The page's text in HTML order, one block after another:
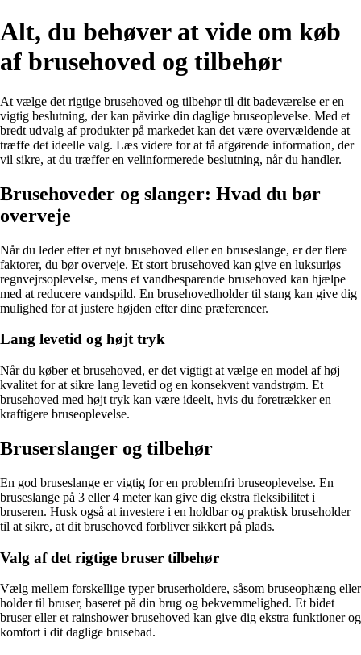
Alt, du behøver at vide om køb
af brusehoved og tilbehør
At vælge det rigtige brusehoved og tilbehør til dit badeværelse er en
vigtig beslutning, der kan påvirke din daglige bruseoplevelse. Med et
bredt udvalg af produkter på markedet kan det være overvældende at
træffe det ideelle valg. Læs videre for at få afgørende information, der
vil sikre, at du træffer en velinformerede beslutning, når du handler.
Brusehoveder og slanger: Hvad du bør
overveje
Når du leder efter et nyt brusehoved eller en bruseslange, er der flere
faktorer, du bør overveje. Et stort brusehoved kan give en luksuriøs
regnvejrsoplevelse, mens et vandbesparende brusehoved kan hjælpe
med at reducere vandspild. En brusehovedholder til stang kan give dig
mulighed for at justere højden efter dine præferencer.
Lang levetid og højt tryk
Når du køber et brusehoved, er det vigtigt at vælge en model af høj
kvalitet for at sikre lang levetid og en konsekvent vandstrøm. Et
brusehoved med højt tryk kan være ideelt, hvis du foretrækker en
kraftigere bruseoplevelse.
Bruserslanger og tilbehør
En god bruseslange er vigtig for en problemfri bruseoplevelse. En
bruseslange på 3 eller 4 meter kan give dig ekstra fleksibilitet i
bruseren. Husk også at investere i en holdbar og praktisk bruseholder
til at sikre, at dit brusehoved forbliver sikkert på plads.
Valg af det rigtige bruser tilbehør
Vælg mellem forskellige typer bruserholdere, såsom bruseophæng eller
holder til bruser, baseret på din brug og bekvemmelighed. Et bidet
bruser eller et rainshower brusehoved kan give dig ekstra funktioner og
komfort i dit daglige brusebad.